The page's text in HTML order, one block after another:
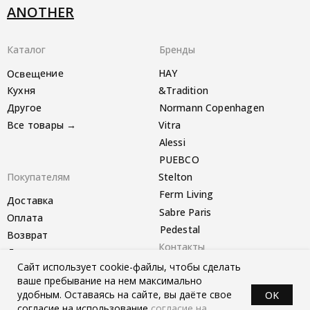
Все товары →
Другое
Кухня
Vitra
PUEBCO
Stelton
Другое
Возврат
Оплата
Доставка
Sabre Paris
Ferm Living
HAY
&Tradition
Normann Copenhagen
Alessi
Pedestal
Освещение
Telegram-канал
ANOTHER
Контакты
Покупателям
Бренды
Каталог
*instagram запрещён в РФ
Сайт использует cookie-файлы, чтобы сделать
ваше пребывание на нем максимально
удобным. Оставаясь на сайте, вы даёте свое
OK